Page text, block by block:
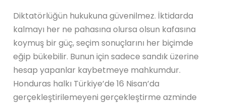
Diktatörlüğün hukukuna güvenilmez. İktidarda
kalmayı her ne pahasına olursa olsun kafasına
koymuş bir güç, seçim sonuçlarını her biçimde
eğip bükebilir. Bunun için sadece sandık üzerine
hesap yapanlar kaybetmeye mahkumdur.
Honduras halkı Türkiye’de 16 Nisan’da
gerçekleştirilemeyeni gerçekleştirme azminde